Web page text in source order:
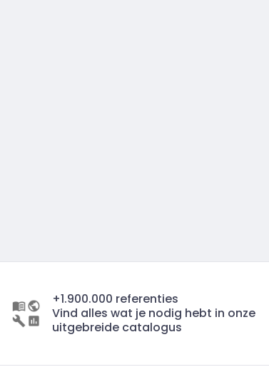
+1.900.000 referenties
Vind alles wat je nodig hebt in onze
uitgebreide catalogus